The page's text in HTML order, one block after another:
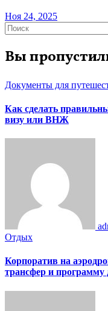
Ноя 24, 2025
Вы
Документы для
Как сделать
визу или ВНЖ
Отдых
Корпоратив на
трансфер и